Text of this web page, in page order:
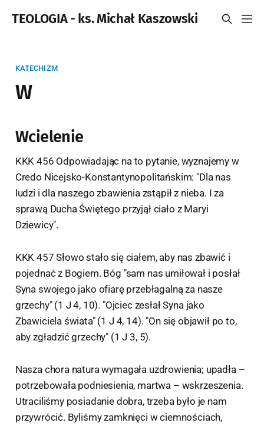
TEOLOGIA - ks. Michał Kaszowski
KATECHIZM
W
Wcielenie
KKK 456 Odpowiadając na to pytanie, wyznajemy w
Credo Nicejsko-Konstantynopolitańskim: "Dla nas
ludzi i dla naszego zbawienia zstąpił z nieba. I za
sprawą Ducha Świętego przyjął ciało z Maryi
Dziewicy".
KKK 457 Słowo stało się ciałem, aby nas zbawić i
pojednać z Bogiem. Bóg "sam nas umiłował i posłał
Syna swojego jako ofiarę przebłagalną za nasze
grzechy" (1 J 4, 10). "Ojciec zesłał Syna jako
Zbawiciela świata" (1 J 4, 14). "On się objawił po to,
aby zgładzić grzechy" (1 J 3, 5).
Nasza chora natura wymagała uzdrowienia; upadła –
potrzebowała podniesienia, martwa – wskrzeszenia.
Utraciliśmy posiadanie dobra, trzeba było je nam
przywrócić. Byliśmy zamknięci w ciemnościach,